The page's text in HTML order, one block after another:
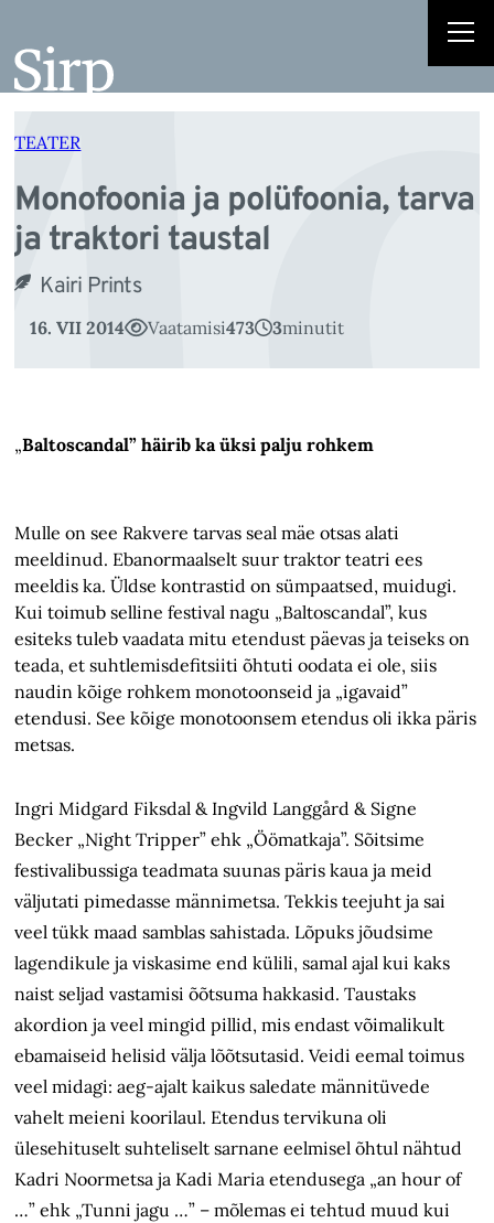
juurde
TEATER
Monofoonia ja polüfoonia, tarva
ja traktori taustal
Kairi Prints
16. VII 2014 Vaatamisi473 3minutit
„Baltoscandal” häirib ka üksi palju rohkem
Mulle on see Rakvere tarvas seal mäe otsas alati
meeldinud. Ebanormaalselt suur traktor teatri ees
meeldis ka. Üldse kontrastid on sümpaatsed, muidugi.
Kui toimub selline festival nagu „Baltoscandal”, kus
esiteks tuleb vaadata mitu etendust päevas ja teiseks on
teada, et suhtlemisdefitsiiti õhtuti oodata ei ole, siis
naudin kõige rohkem monotoonseid ja „igavaid”
etendusi. See kõige monotoonsem etendus oli ikka päris
metsas.
Ingri Midgard Fiksdal & Ingvild Langgård & Signe
Becker „Night Tripper” ehk „Öömatkaja”. Sõitsime
festivalibussiga teadmata suunas päris kaua ja meid
väljutati pimedasse männimetsa. Tekkis teejuht ja sai
veel tükk maad samblas sahistada. Lõpuks jõudsime
lagendikule ja viskasime end külili, samal ajal kui kaks
naist seljad vastamisi õõtsuma hakkasid. Taustaks
akordion ja veel mingid pillid, mis endast võimalikult
ebamaiseid helisid välja lõõtsutasid. Veidi eemal toimus
veel midagi: aeg-ajalt kaikus saledate männitüvede
vahelt meieni koorilaul. Etendus tervikuna oli
ülesehituselt suhteliselt sarnane eelmisel õhtul nähtud
Kadri Noormetsa ja Kadi Maria etendusega „an hour of
…” ehk „Tunni jagu …” – mõlemas ei tehtud muud kui